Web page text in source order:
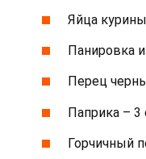
Яйца
Панировка
Перец
Паприка – 3
Горчичный